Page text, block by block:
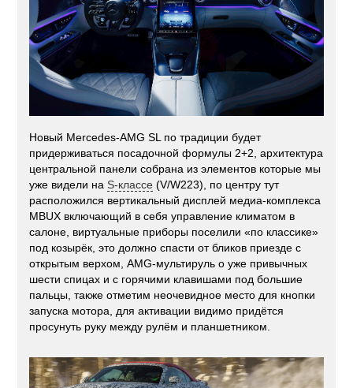
Новый Mercedes-AMG SL по традиции будет
придерживаться посадочной формулы 2+2, архитектура
центральной панели собрана из элементов которые мы
уже видели на S-классе (V/W223), по центру тут
расположился вертикальный дисплей медиа-комплекса
MBUX включающий в себя управление климатом в
салоне, виртуальные приборы поселили «по классике»
под козырёк, это должно спасти от бликов приезде с
открытым верхом, AMG-мультируль о уже привычных
шести спицах и с горячими клавишами под большие
пальцы, также отметим неочевидное место для кнопки
запуска мотора, для активации видимо придётся
просунуть руку между рулём и планшетником.